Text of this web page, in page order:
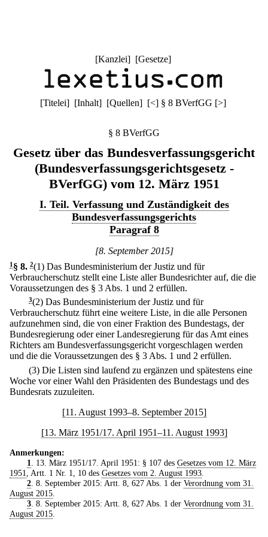
[Kanzlei] [Gesetze]
[Titelei] [Inhalt] [Quellen] [<] § 8 BVerfGG [>]
§ 8 BVerfGG
Gesetz über das Bundesverfassungsgericht
(Bundesverfassungsgerichtsgesetz -
BVerfGG) vom 12. März 1951
I. Teil. Verfassung und Zuständigkeit des
Bundesverfassungsgerichts
Paragraf 8
[8. September 2015]
1 § 8. 2(1) Das Bundesministerium der Justiz und für
Verbraucherschutz stellt eine Liste aller Bundesrichter auf, die die
Voraussetzungen des § 3 Abs. 1 und 2 erfüllen.
3(2) Das Bundesministerium der Justiz und für
Verbraucherschutz führt eine weitere Liste, in die alle Personen
aufzunehmen sind, die von einer Fraktion des Bundestags, der
Bundesregierung oder einer Landesregierung für das Amt eines
Richters am Bundesverfassungsgericht vorgeschlagen werden
und die die Voraussetzungen des § 3 Abs. 1 und 2 erfüllen.
(3) Die Listen sind laufend zu ergänzen und spätestens eine
Woche vor einer Wahl den Präsidenten des Bundestags und des
Bundesrats zuzuleiten.
[11. August 1993–8. September 2015]
[13. März 1951/17. April 1951–11. August 1993]
Anmerkungen:
1
. 13. März 1951/17. April 1951: § 107 des Gesetzes vom 12. März
1951
, Artt. 1 Nr. 1, 10 des Gesetzes vom 2. August 1993
2. 8. September 2015: Artt. 8, 627 Abs. 1 der Verordnung vom 31.
August 2015
3. 8. September 2015: Artt. 8, 627 Abs. 1 der Verordnung vom 31.
August 2015